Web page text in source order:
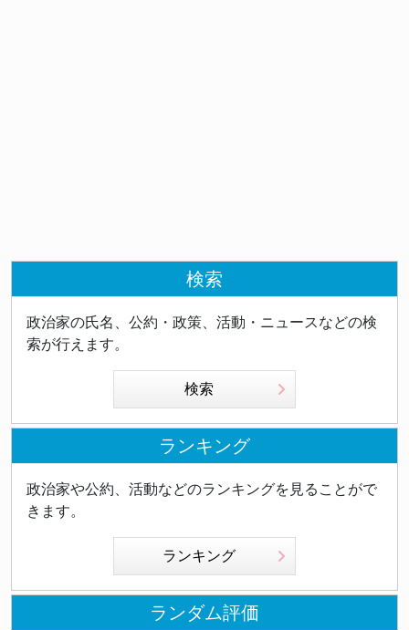
検索
政治家の氏名、公約・政策、活動・ニュースなどの検
索が行えます。
検索
ランキング
政治家や公約、活動などのランキングを見ることがで
きます。
ランキング
ランダム評価